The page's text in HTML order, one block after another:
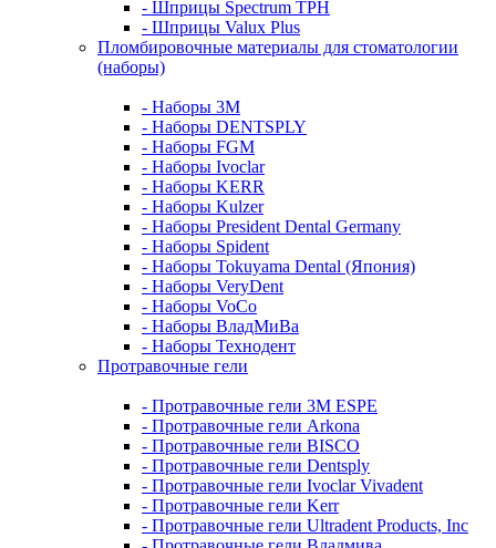
- Шприцы Spectrum TPH
- Шприцы Valux Plus
Пломбировочные материалы для стоматологии
(наборы)
- Наборы 3М
- Наборы DENTSPLY
- Наборы FGM
- Наборы Ivoclar
- Наборы KERR
- Наборы Kulzer
- Наборы President Dental Germany
- Наборы Spident
- Наборы Tokuyama Dental (Япония)
- Наборы VeryDent
- Наборы VoCo
- Наборы ВладМиВа
- Наборы Технодент
Протравочные гели
- Протравочные гели 3М ESPE
- Протравочные гели Arkona
- Протравочные гели BISCO
- Протравочные гели Dentsply
- Протравочные гели Ivoclar Vivadent
- Протравочные гели Kerr
- Протравочные гели Ultradent Products, Inc